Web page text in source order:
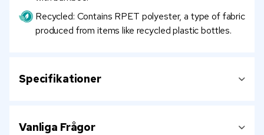
Recycled: Contains RPET polyester, a type of fabric
produced from items like recycled plastic bottles.
Specifikationer
Vanliga Frågor